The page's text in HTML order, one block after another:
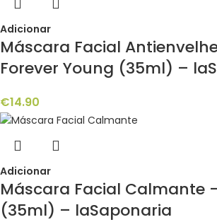
Adicionar
Máscara Facial
Forever Young (35ml) –
€14.90
Adicionar
Máscara Facial Calmante
(35ml) – laSaponaria